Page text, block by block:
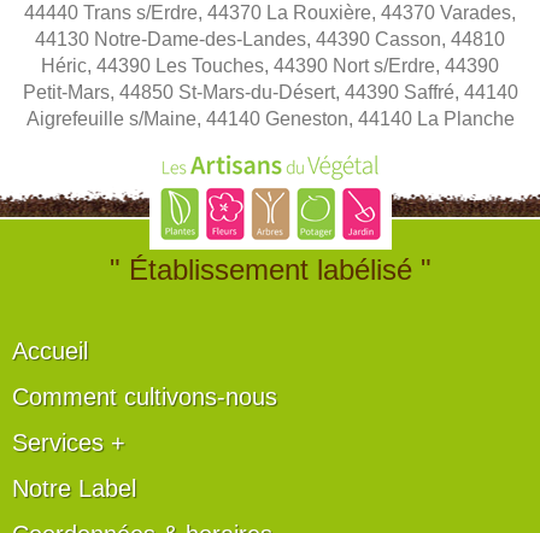
44440 Trans s/Erdre, 44370 La Rouxière, 44370 Varades,
44130 Notre-Dame-des-Landes, 44390 Casson, 44810
Héric, 44390 Les Touches, 44390 Nort s/Erdre, 44390
Petit-Mars, 44850 St-Mars-du-Désert, 44390 Saffré, 44140
Aigrefeuille s/Maine, 44140 Geneston, 44140 La Planche
" Établissement labélisé "
Accueil
Comment cultivons-nous
Services +
Notre Label